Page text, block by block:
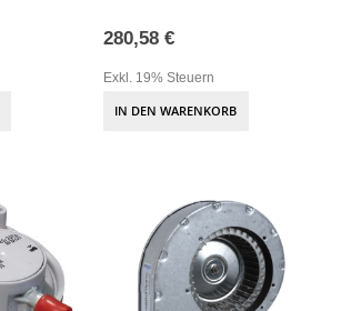
280,58 €
Exkl. 19% Steuern
IN DEN WARENKORB